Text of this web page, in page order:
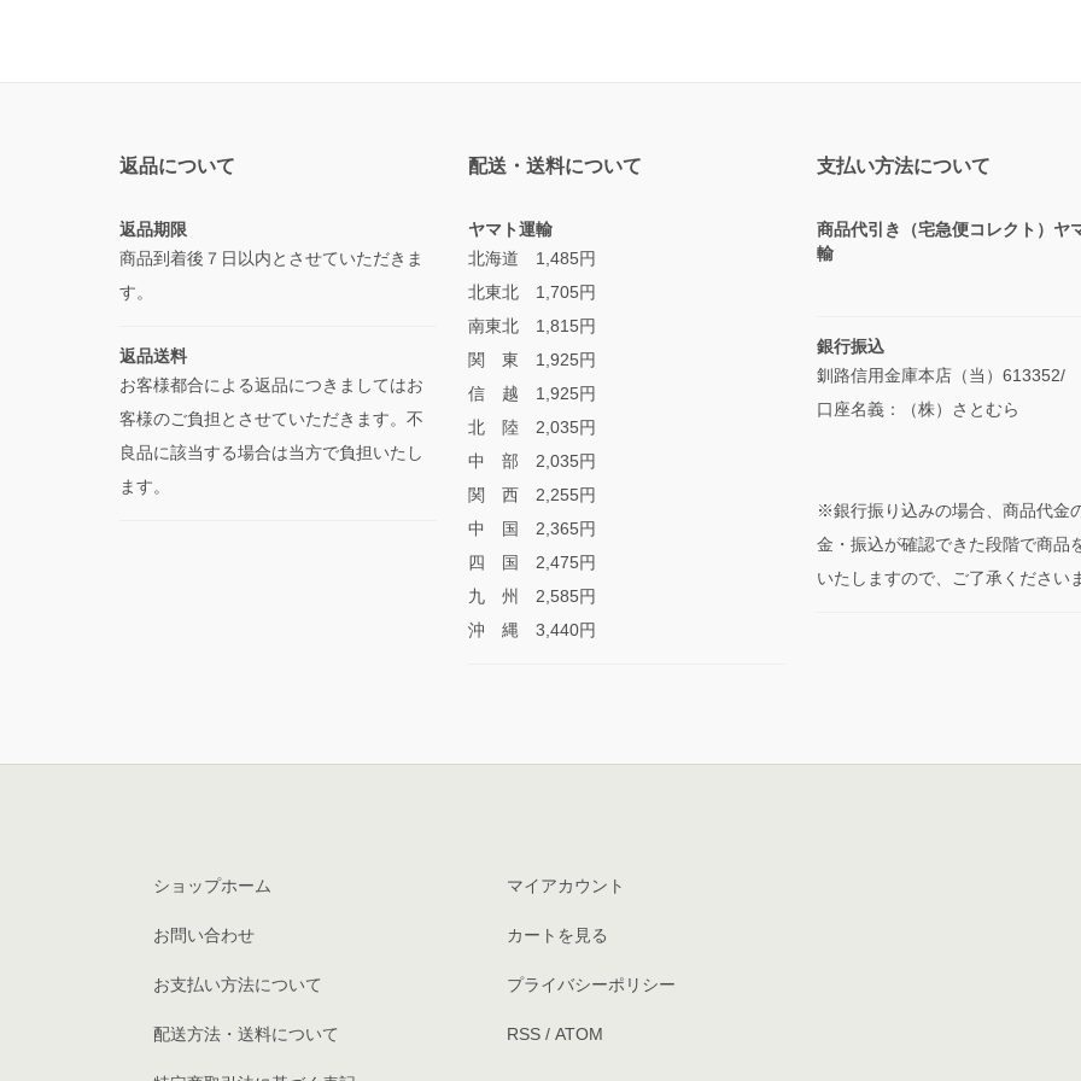
返品について
返品期限
商品到着後７日以内とさせていただきま
す。
返品送料
お客様都合による返品につきましてはお
客様のご負担とさせていただきます。不
良品に該当する場合は当方で負担いたし
ます。
配送・送料について
ヤマト運輸
北海道 1,485円
北東北 1,705円
南東北 1,815円
関 東 1,925円
信 越 1,925円
北 陸 2,035円
中 部 2,035円
関 西 2,255円
中 国 2,365円
四 国 2,475円
九 州 2,585円
沖 縄 3,440円
支払い方法について
商品代引き（宅急便コレクト）ヤ
輸
銀行振込
釧路信用金庫本店（当）613352/
口座名義：（株）さとむら
※銀行振り込みの場合、商品代金
金・振込が確認できた段階で商品
いたしますので、ご了承ください
ショップホーム
お問い合わせ
お支払い方法について
配送方法・送料について
マイアカウント
カートを見る
プライバシーポリシー
RSS/ ATOM